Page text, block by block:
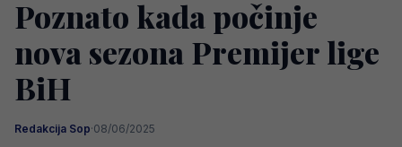
Poznato kada počinje
nova sezona Premijer lige
BiH
Redakcija Sop·08/06/2025